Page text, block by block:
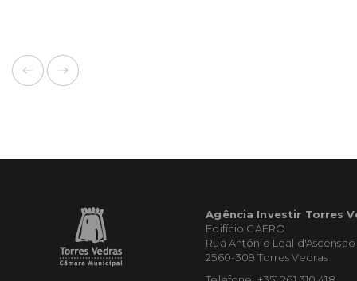
Agência Investir Torres
Edifício CAERO
Rua António Leal d'Ascensão
2560-309 Torres Vedras